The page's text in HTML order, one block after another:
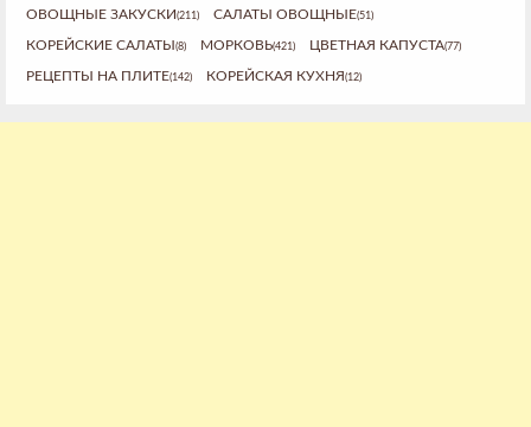
ОВОЩНЫЕ ЗАКУСКИ(211) САЛАТЫ ОВОЩНЫЕ(51)
КОРЕЙСКИЕ САЛАТЫ(8) МОРКОВЬ(421) ЦВЕТНАЯ КАПУСТА(77)
РЕЦЕПТЫ НА ПЛИТЕ(142) КОРЕЙСКАЯ КУХНЯ(12)